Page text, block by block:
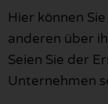
Hier können
anderen über
Seien Sie der
Unternehmen